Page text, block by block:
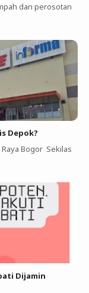
dan perosotan
Depok?
Bogor Sekilas
Dijamin